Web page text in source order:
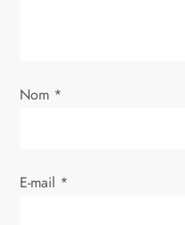
’
r
Nom *
E-mail *